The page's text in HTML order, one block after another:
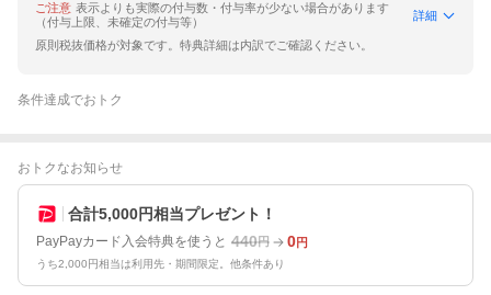
ご注意 表示よりも実際の付与数・付与率が少ない場合があります
（付与上限、未確定の付与等）
詳細
原則税抜価格が対象です。特典詳細は内訳でご確認ください。
条件達成でおトク
おトクなお知らせ
合計5,000円相当プレゼント！
PayPayカード入会特典を使うと 440円 0円
うち2,000円相当は利用先・期間限定。他条件あり